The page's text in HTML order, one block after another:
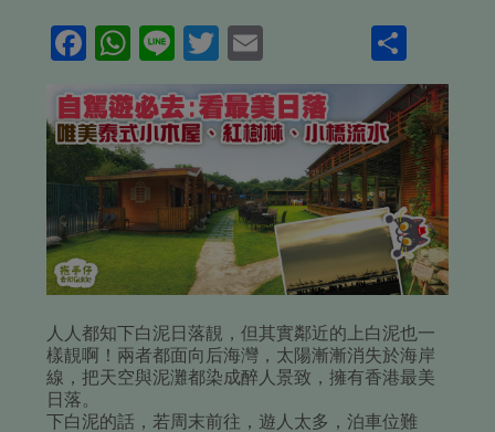
Facebook
WhatsApp
LineTwitter
人人都知下白泥日落靚，但其實鄰近的上白泥也一
樣靚啊！兩者都面向后海灣，太陽漸漸消失於海岸
線，把天空與泥灘都染成醉人景致，擁有香港最美
日落。
下白泥的話，若周末前往，遊人太多，泊車位難